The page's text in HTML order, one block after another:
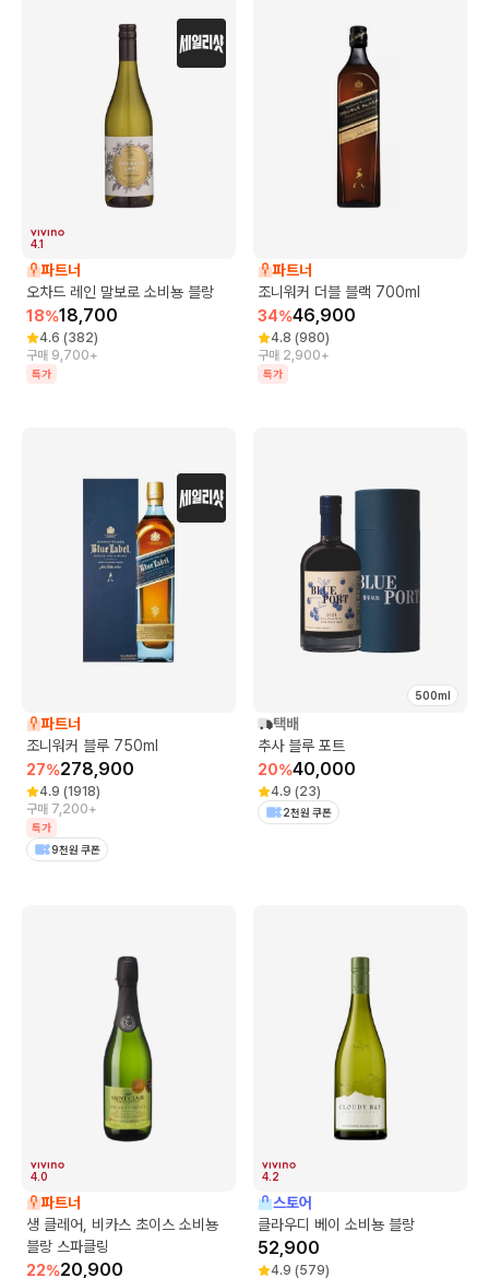
4.1
파트너
오차드 레인 말보로 소비뇽 블랑
18%18,700
4.6 (382)
구매 9,700+
특가
파트너
조니워커 더블 블랙 700ml
34%46,900
4.8 (980)
구매 2,900+
특가
파트너
조니워커 블루 750ml
27%278,900
4.9 (1918)
구매 7,200+
특가
9천원 쿠폰
500ml
택배
추사 블루 포트
20%40,000
4.9 (23)
2천원 쿠폰
4.0
파트너
생 클레어, 비카스 초이스 소비뇽
블랑 스파클링
22%20,900
4.2
스토어
클라우디 베이 소비뇽 블랑
52,900
4.9 (579)